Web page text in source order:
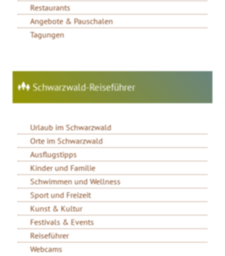
Restaurants
Angebote & Pauschalen
Tagungen
Schwarzwald-Reiseführer
Urlaub im Schwarzwald
Orte im Schwarzwald
Ausflugstipps
Kinder und Familie
Schwimmen und Wellness
Sport und Freizeit
Kunst & Kultur
Festivals & Events
Reiseführer
Webcams